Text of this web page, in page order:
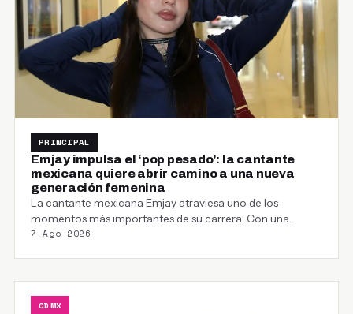
PRINCIPAL
Emjay impulsa el ‘pop pesado’: la cantante
mexicana quiere abrir camino a una nueva
generación femenina
La cantante mexicana Emjay atraviesa uno de los
momentos más importantes de su carrera. Con una…
7 Ago 2026
CDMX